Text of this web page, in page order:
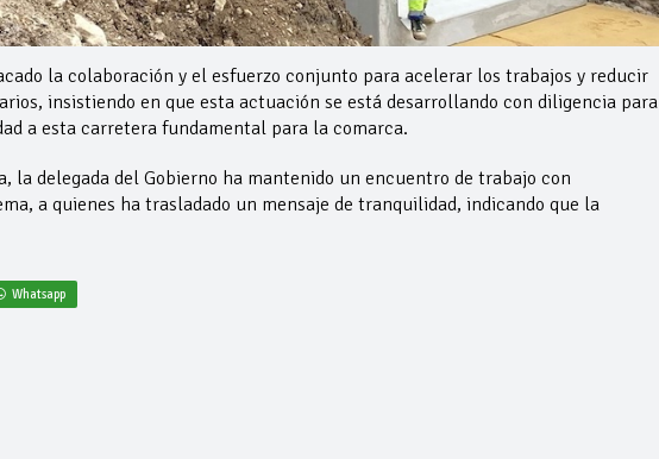
la colaboración y el esfuerzo conjunto para acelerar los trabajos y reducir
insistiendo en que esta actuación se está desarrollando con diligencia para
a esta carretera fundamental para la comarca.
la delegada del Gobierno ha mantenido un encuentro de trabajo con
a quienes ha trasladado un mensaje de tranquilidad, indicando que la
Whatsapp